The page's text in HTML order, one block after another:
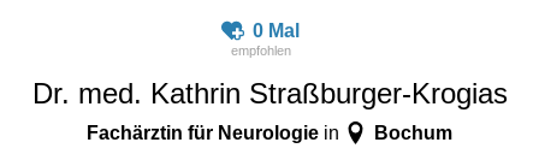
0 Mal
Dr. med. Kathrin Straßburger-Krogias
Fachärztin für Neurologiein Bochum